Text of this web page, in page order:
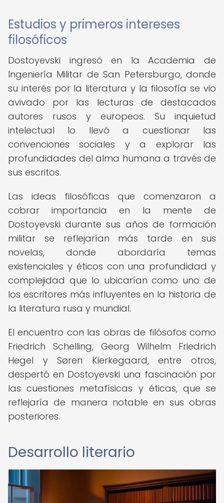
Estudios y primeros intereses
filosóficos
Dostoyevski ingresó en la Academia de
Ingeniería Militar de San Petersburgo, donde
su interés por la literatura y la filosofía se vio
avivado por las lecturas de destacados
autores rusos y europeos. Su inquietud
intelectual lo llevó a cuestionar las
convenciones sociales y a explorar las
profundidades del alma humana a través de
sus escritos.
Las ideas filosóficas que comenzaron a
cobrar importancia en la mente de
Dostoyevski durante sus años de formación
militar se reflejarían más tarde en sus
novelas, donde abordaría temas
existenciales y éticos con una profundidad y
complejidad que lo ubicarían como uno de
los escritores más influyentes en la historia de
la literatura rusa y mundial.
El encuentro con las obras de filósofos como
Friedrich Schelling, Georg Wilhelm Friedrich
Hegel y Søren Kierkegaard, entre otros,
despertó en Dostoyevski una fascinación por
las cuestiones metafísicas y éticas, que se
reflejaría de manera notable en sus obras
posteriores.
Desarrollo literario